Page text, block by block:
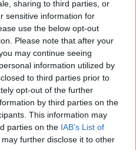
sharing to third parties, or
sensitive information for
use the below opt-out
Please note that after your
may continue seeing
information utilized by
to third parties prior to
opt-out of the further
by third parties on the
This information may
parties on the IAB’s List of
may further disclose it to other